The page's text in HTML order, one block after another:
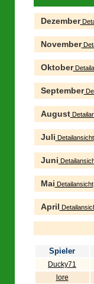
Dezember
November
Oktober
September
August
Juli Detailansicht
Juni
Mai Detailansicht
April
Spieler
Ducky71
lore